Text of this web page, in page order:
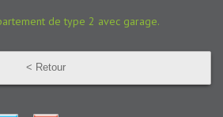
de type 2 avec garage.
< Retour